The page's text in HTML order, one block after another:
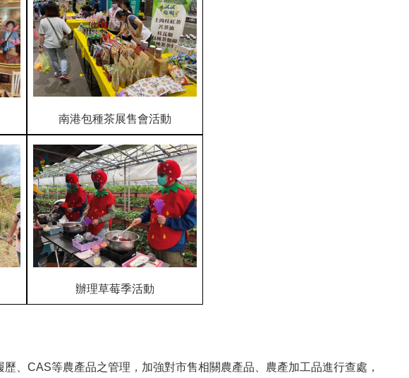
南港包種茶展售會活動
辦理草莓季活動
、CAS等農產品之管理，加強對市售相關農產品、農產加工品進行查處，